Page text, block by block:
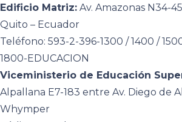
Edificio Matriz: Av. Amazonas N34-
Quito – Ecuador
Teléfono: 593-2-396-1300 / 1400 /
1800-EDUCACION
Viceministerio de Educación
Alpallana E7-183 entre Av. Diego de
Whymper